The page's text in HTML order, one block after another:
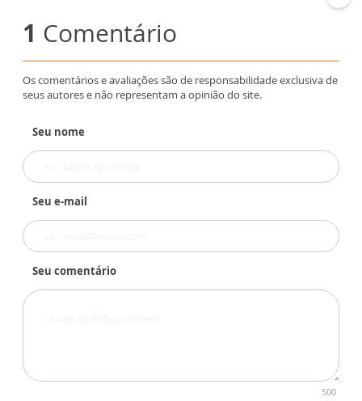
1 Comentário
Os comentários e avaliações são de responsabilidade exclusiva de
seus autores e não representam a opinião do site.
Seu nome
Seu e-mail
Seu comentário
500